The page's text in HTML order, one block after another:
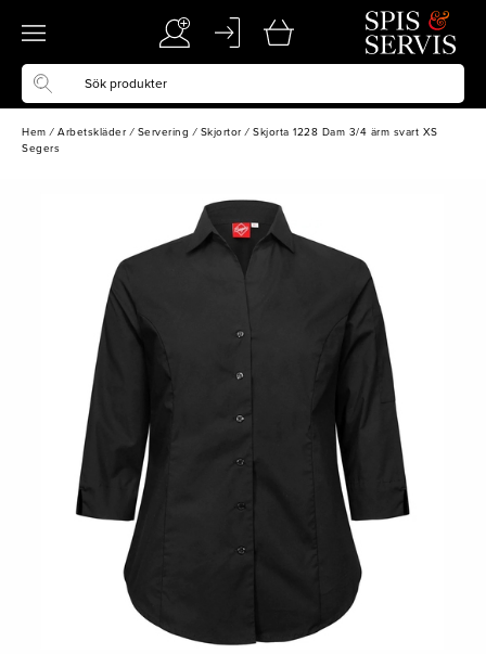
Hem / Arbetskläder / Servering / Skjortor / Skjorta 1228 Dam 3/4 ärm svart XS
Segers